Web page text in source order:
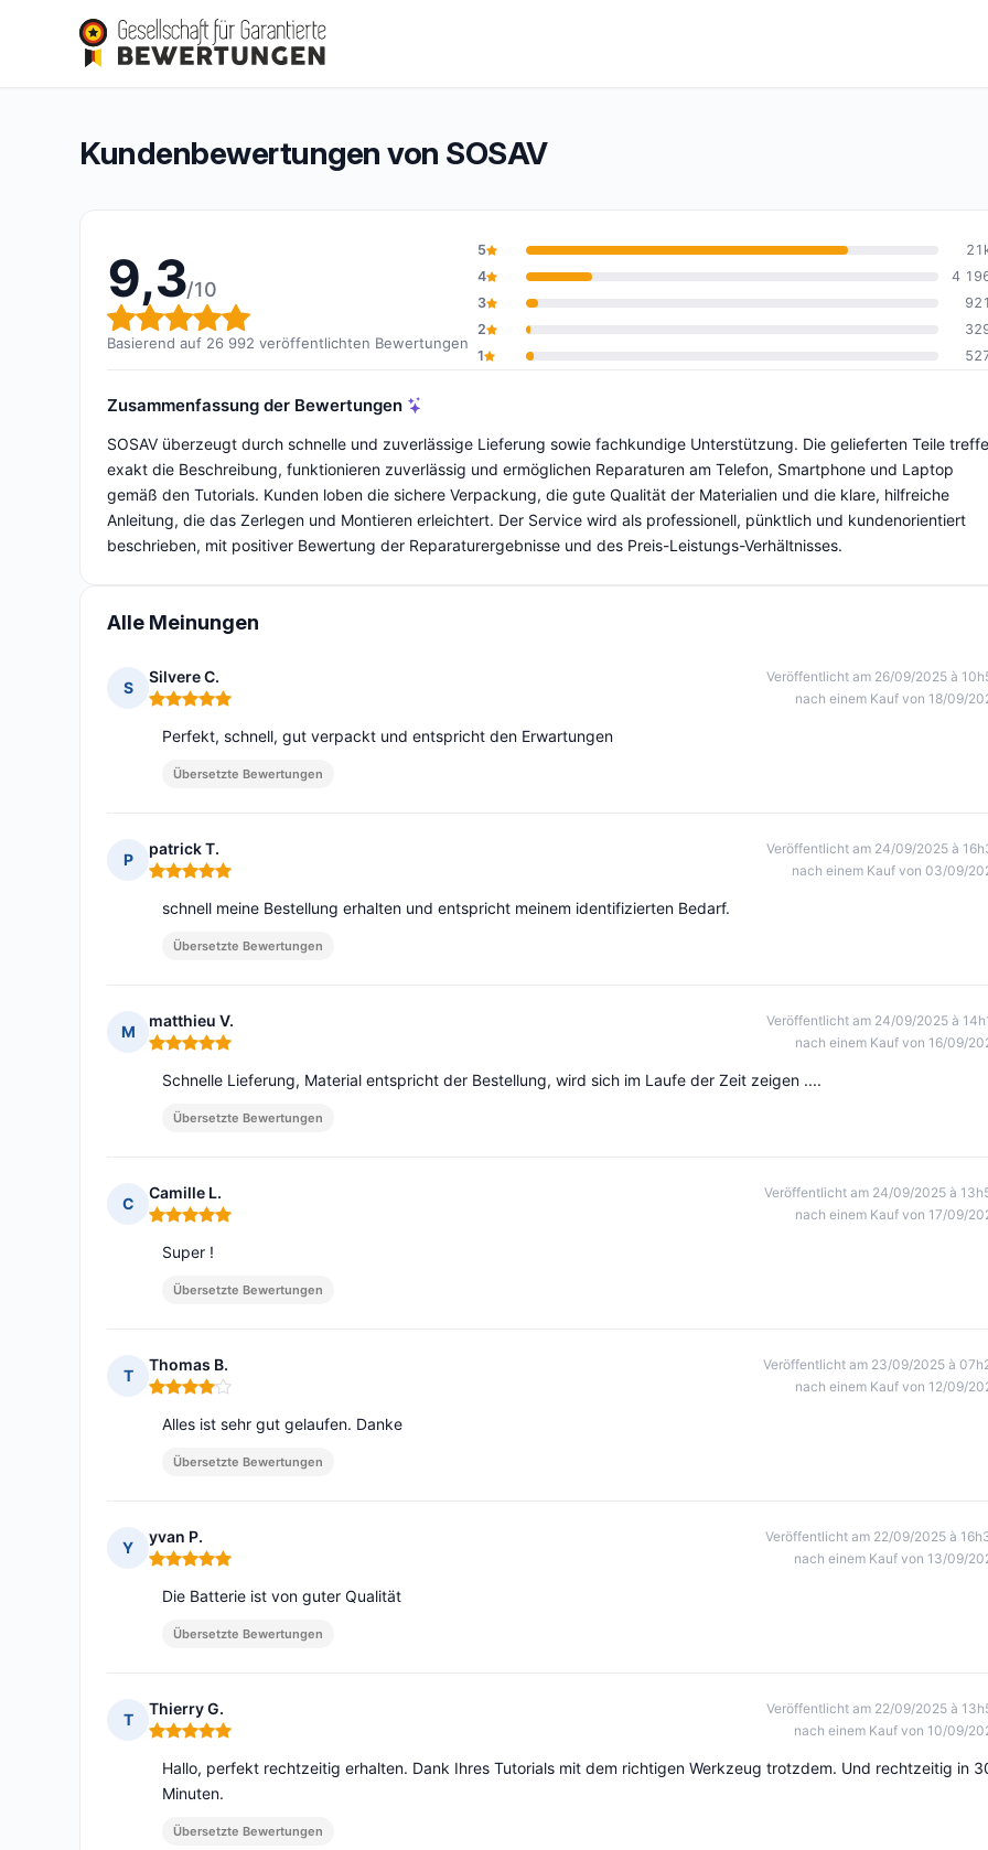
SOSAV
Gesamtbewertung: 9,3 von 10
9,3/10(26 992 Bewertungen)
Kundenbewertungen von SOSAV
9,3/10
Gesamtbewertung: 9,3 von 10
Basierend auf 26 992 veröffentlichten Bewertungen
5
4
4
3
921
2
1
Zusammenfassung der Bewertungen
SOSAV überzeugt durch schnelle und zuverlässige Lieferung sowie fachkundige Unterstützung. Die gelieferten Teile
exakt die Beschreibung, funktionieren zuverlässig und ermöglichen Reparaturen am Telefon, Smartphone und Laptop
gemäß den Tutorials. Kunden loben die sichere Verpackung, die gute Qualität der Materialien und die klare, hilfreiche
Anleitung, die das Zerlegen und Montieren erleichtert. Der Service wird als professionell, pünktlich und kundenorientiert
beschrieben, mit positiver Bewertung der Reparaturergebnisse und des Preis-Leistungs-Verhältnisses.
Alle Meinungen
S
Silvere C.
Hinweis: 5 von 5
Veröffentlicht am 26/09/2025 à
nach einem Kauf von 18/09/
Perfekt, schnell, gut verpackt und entspricht den Erwartungen
Übersetzte Bewertungen
P
patrick T.
Hinweis: 5 von 5
Veröffentlicht am 24/09/2025 à
nach einem Kauf von 03/09/
schnell meine Bestellung erhalten und entspricht meinem identifizierten Bedarf.
Übersetzte Bewertungen
M
matthieu V.
Hinweis: 5 von 5
Veröffentlicht am 24/09/2025 à
nach einem Kauf von 16/09/
Schnelle Lieferung, Material entspricht der Bestellung, wird sich im Laufe der Zeit zeigen ....
Übersetzte Bewertungen
C
Camille L.
Hinweis: 5 von 5
Veröffentlicht am 24/09/2025 à
nach einem Kauf von 17/09/
Super !
Übersetzte Bewertungen
T
Thomas B.
Hinweis: 4 von 5
Veröffentlicht am 23/09/2025 à
nach einem Kauf von 12/09/
Alles ist sehr gut gelaufen. Danke
Übersetzte Bewertungen
Y
yvan P.
Hinweis: 5 von 5
Veröffentlicht am 22/09/2025 à
nach einem Kauf von 13/09/
Die Batterie ist von guter Qualität
Übersetzte Bewertungen
T
Thierry G.
Hinweis: 5 von 5
Veröffentlicht am 22/09/2025 à
nach einem Kauf von 10/09/
Hallo, perfekt rechtzeitig erhalten. Dank Ihres Tutorials mit dem richtigen Werkzeug trotzdem. Und rechtzeitig in
Minuten.
Übersetzte Bewertungen